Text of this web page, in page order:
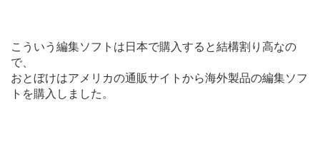
こういう編集ソフトは日本で購入すると結構割り高なの
で、
おとぼけはアメリカの通販サイトから海外製品の編集ソフ
トを購入しました。